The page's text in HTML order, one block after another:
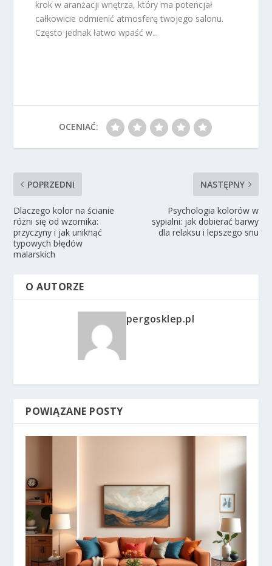
krok w aranżacji wnętrza, który ma potencjał
całkowicie odmienić atmosferę twojego salonu.
Często jednak łatwo wpaść w...
OCENIAĆ:
POPRZEDNI
Dlaczego kolor na ścianie
różni się od wzornika:
przyczyny i jak uniknąć
typowych błędów
malarskich
NASTĘPNY
Psychologia kolorów w
sypialni: jak dobierać barwy
dla relaksu i lepszego snu
O AUTORZE
pergosklep.pl
POWIĄZANE POSTY